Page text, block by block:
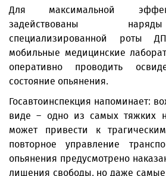
Для максимальной
задействованы
специализированной роты
мобильные медицинские
оперативно проводить
состояние опьянения.
Госавтоинспекция напоминает:
виде – одно из самых тяжких
может привести к
повторное управление
опьянения предусмотрено
лишения свободы, но даже самые